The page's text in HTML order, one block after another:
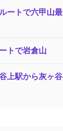
ートで六甲山最
トで岩倉山
上駅から灰ヶ谷